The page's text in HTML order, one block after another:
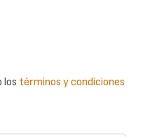
los términos y condiciones